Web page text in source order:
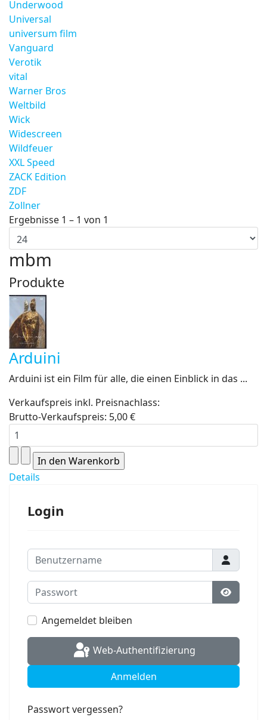
Underwood
Universal
universum film
Vanguard
Verotik
vital
Warner Bros
Weltbild
Wick
Widescreen
Wildfeuer
XXL Speed
ZACK Edition
ZDF
Zollner
Ergebnisse 1 – 1 von 1
mbm
Produkte
Arduini
Arduini ist ein Film für alle, die einen Einblick in das ...
Verkaufspreis inkl. Preisnachlass:
Brutto-Verkaufspreis: 5,00 €
Details
Login
Benutzername
Passwort
Angemeldet bleiben
Web-Authentifizierung
Anmelden
Passwort vergessen?